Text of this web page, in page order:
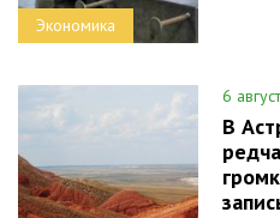
Экономика
6
В